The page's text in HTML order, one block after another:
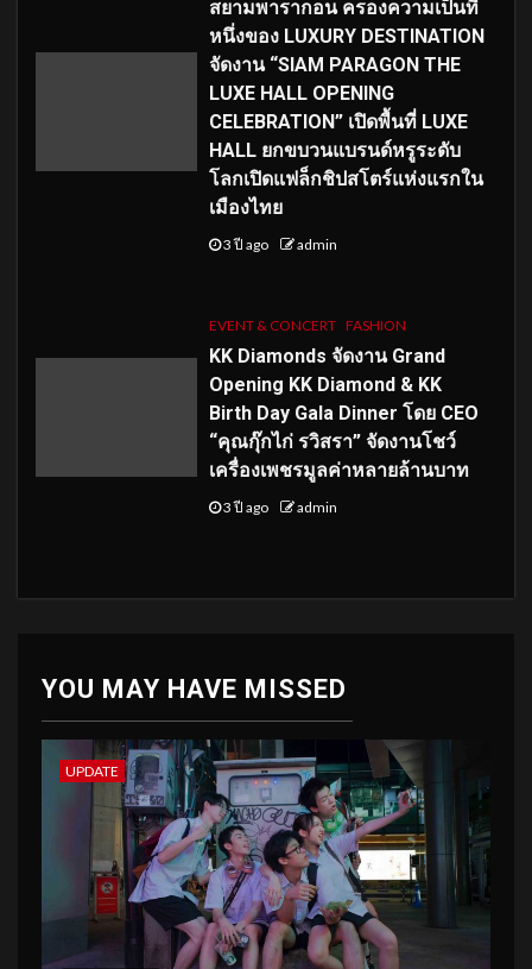
สยามพารากอน ครองความเป็นที่
หนึ่งของ LUXURY DESTINATION
จัดงาน “SIAM PARAGON THE
LUXE HALL OPENING
CELEBRATION” เปิดพื้นที่ LUXE
HALL ยกขบวนแบรนด์หรูระดับ
โลกเปิดแฟล็กชิปสโตร์แห่งแรกใน
เมืองไทย
3 ปี ago admin
EVENT & CONCERT FASHION
KK Diamonds จัดงาน Grand
Opening KK Diamond & KK
Birth Day Gala Dinner โดย CEO
“คุณกุ๊กไก่ รวิสรา” จัดงานโชว์
เครื่องเพชรมูลค่าหลายล้านบาท
3 ปี ago admin
YOU MAY HAVE MISSED
UPDATE